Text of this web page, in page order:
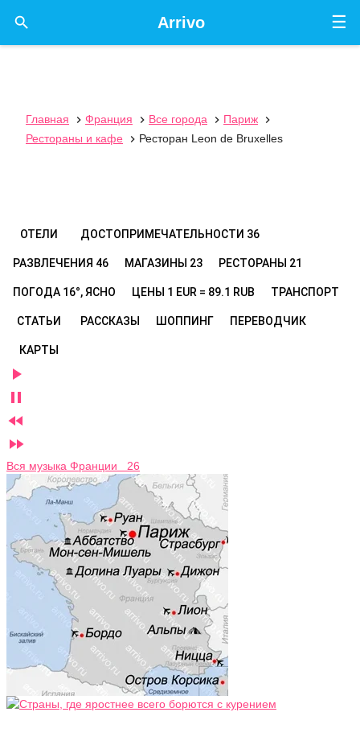
☰
Arrivo

Главная  Франция  Все города  Париж

Рестораны и кафе
 Ресторан Leon de Bruxelles
ОТЕЛИ ДОСТОПРИМЕЧАТЕЛЬНОСТИ 36
РАЗВЛЕЧЕНИЯ 46 МАГАЗИНЫ 23 РЕСТОРАНЫ 21
ПОГОДА 16°, ЯСНО ЦЕНЫ 1 EUR = 89.1 RUB ТРАНСПОРТ
СТАТЬИ РАССКАЗЫ ШОППИНГ ПЕРЕВОДЧИК
КАРТЫ




Вся музыка Франции 26